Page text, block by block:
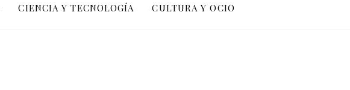
CIENCIA Y TECNOLOGÍA CULTURA Y OCIO